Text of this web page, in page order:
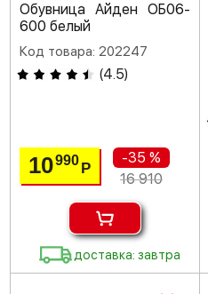
Обувница Айден ОБ06-
600 белый
Код товара: 202247
(4.5)
10990Р
-35 %
16 910
доставка: завтра